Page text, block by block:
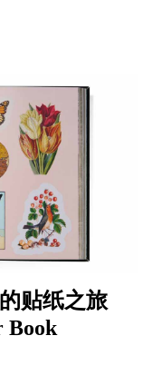
贴纸之旅
Book